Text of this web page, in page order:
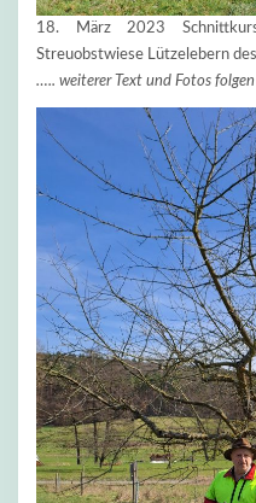
18. März 2023
Streuobstwiese Lützelebern
….. weiterer Text und Fotos